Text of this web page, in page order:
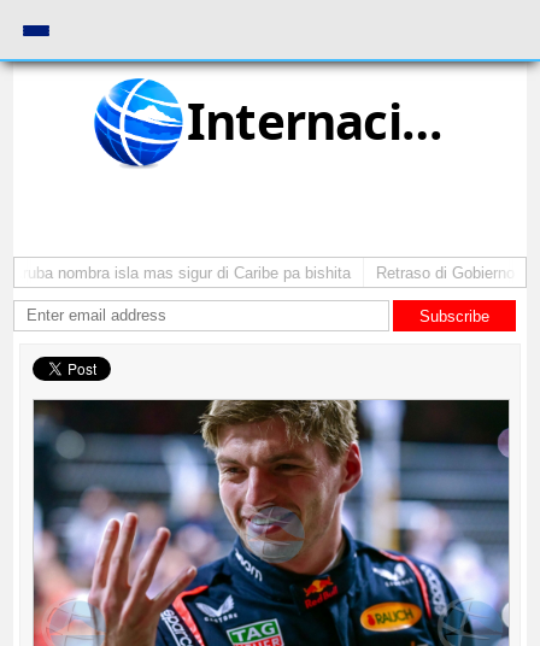
Internacional
nombra isla mas sigur di Caribe pa bishita Retraso di Gobierno ta
Subscribe